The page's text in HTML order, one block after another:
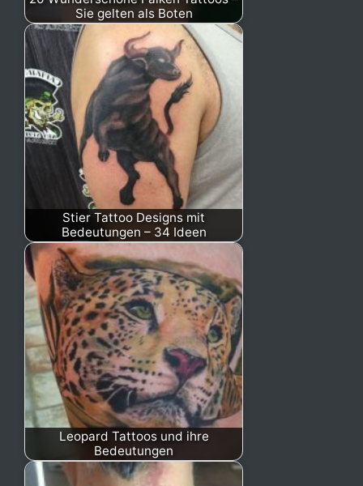
Sie gelten als Boten
Stier Tattoo Designs mit
Bedeutungen – 34 Ideen
Leopard Tattoos und ihre
Bedeutungen